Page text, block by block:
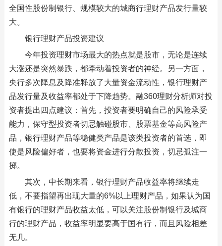
全国性股份制银行、规模较大的城商行理财产品发行量较
大。
银行理财产品投资建议
今年投资理财市场最大的热点就是股市，无论是连续
大涨还是突然暴跌，都牵动着投资者的神经。另一方面，
央行多次降息及降准释放了大量资金流动性，银行理财产
品发行量及收益率都处于下降趋势。融360理财分析师对投
资者提出四点建议：首先，投资者要明确自己的风险承受
能力，保守型投资者切忌触碰股市、股票基金等高风险产
品，银行理财产品等稳健类产品是该类投资者的首选，即
使是风险偏好者，也要将资金进行分散投资，切忌孤注一
掷。
其次，中长期来看，银行理财产品收益率将继续走
低，不要指望再出现大量的6%以上理财产品，如果认为国
有银行的理财产品收益太低，可以关注股份制银行及城商
行的理财产品，收益率明显要高于国有行，而且风险相差
无几。